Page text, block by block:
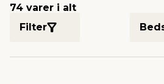
& persienner
kloak
& spande
underholdning
74 varer i alt
Filter